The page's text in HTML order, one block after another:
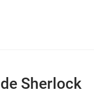
Sherlock